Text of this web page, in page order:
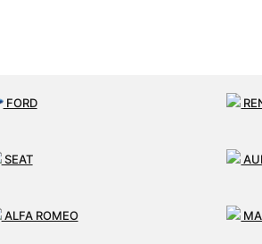
FORD
SEAT
ALFA ROMEO